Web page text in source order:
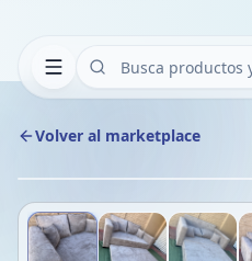
Volver al marketplace
1/4